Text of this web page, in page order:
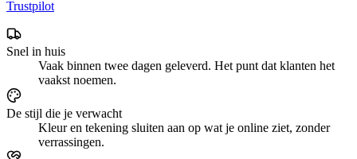
Trustpilot
Snel in huis
Vaak binnen twee dagen geleverd. Het punt dat klanten het
vaakst noemen.
De stijl die je verwacht
Kleur en tekening sluiten aan op wat je online ziet, zonder
verrassingen.